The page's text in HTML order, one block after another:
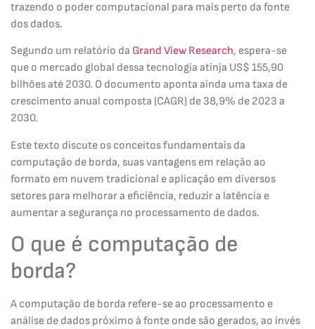
trazendo o poder computacional para mais perto da fonte
dos dados.
Segundo um relatório da Grand View Research, espera-se
que o mercado global dessa tecnologia atinja US$ 155,90
bilhões até 2030. O documento aponta ainda uma taxa de
crescimento anual composta (CAGR) de 38,9% de 2023 a
2030.
Este texto discute os conceitos fundamentais da
computação de borda, suas vantagens em relação ao
formato em nuvem tradicional e aplicação em diversos
setores para melhorar a eficiência, reduzir a latência e
aumentar a segurança no processamento de dados.
O que é computação de
borda?
A computação de borda refere-se ao processamento e
análise de dados próximo à fonte onde são gerados, ao invés